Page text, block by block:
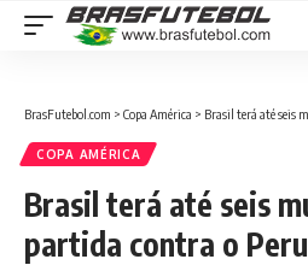
BrasFutebol.com > Copa América > Brasil terá até seis
COPA AMÉRICA
Brasil terá até seis
partida contra o Peru